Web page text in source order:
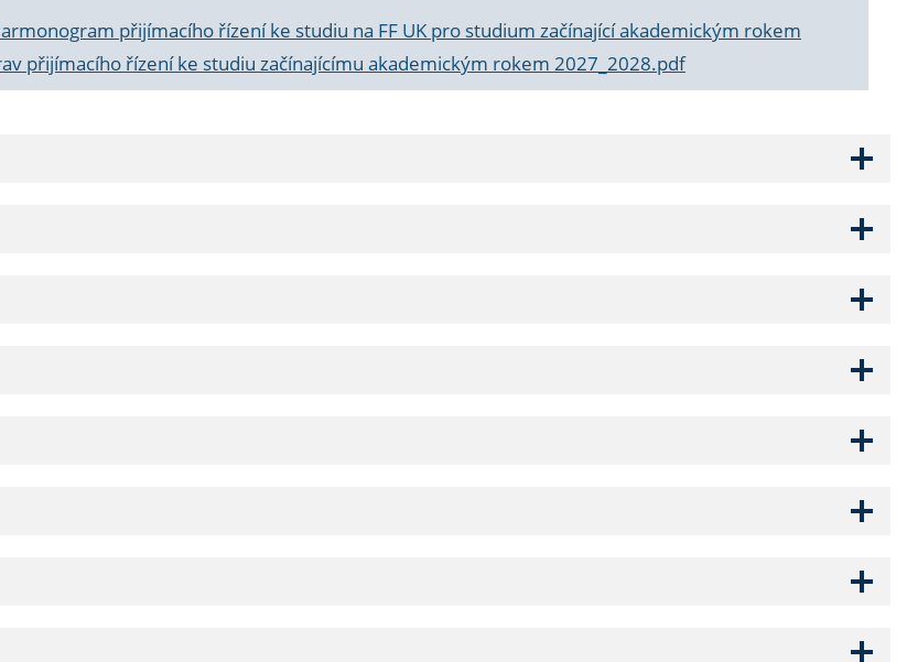
přijímacího řízení ke studiu na FF UK pro studium začínající akademickým rokem
přijímacího řízení ke studiu začínajícímu akademickým rokem 2027_2028.pdf